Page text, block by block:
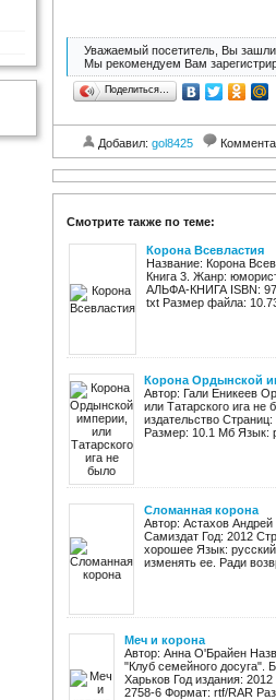
Уважаемый посетитель, Вы зашли
Мы рекомендуем Вам
Поделиться…
Добавил: gol8425
Смотрите также по теме:
Корона Всевластия
Название: Корона
Книга 3. Жанр:
АЛЬФА-КНИГА ISBN:
txt Размер файла:
Корона Ордынской
Автор: Гали Еникеев
или Татарского ига не
издательство
Размер: 10.1 Мб Язык:
Сломанная корона
Автор: Астахов
Самиздат Год: 2012
хорошее Язык:
изменять ее. Ради
Меч и корона
Автор: Анна О'Брайен
"Клуб семейного досуга".
Харьков Год издания:
2758-6 Формат: rtf/RAR